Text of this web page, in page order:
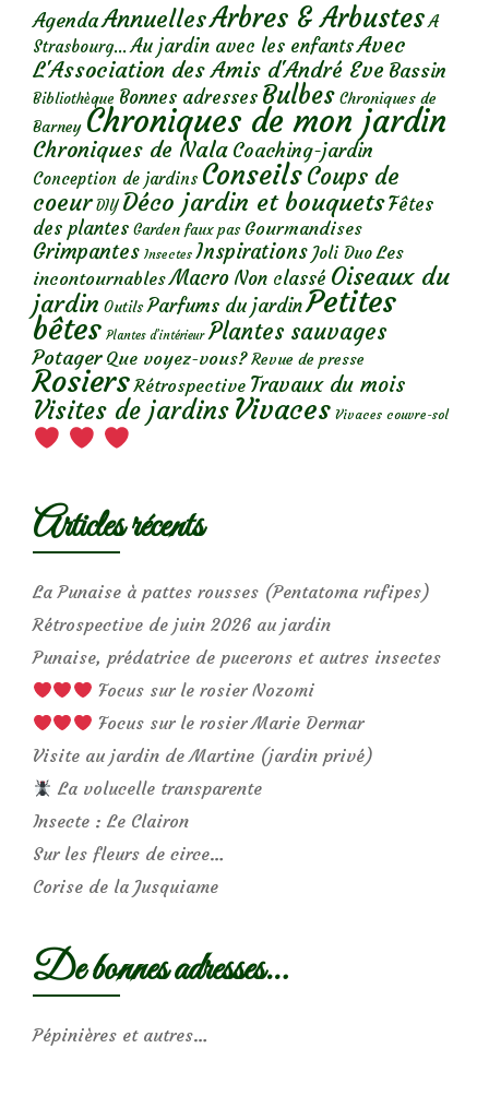
AgendaAnnuellesArbres & Arbustes A
Strasbourg... Au jardin avec les enfantsAvec
L'Association des Amis d'André Eve Bassin
Bibliothèque Bonnes adresses Bulbes Chroniques de
Barney Chroniques de mon jardin
Chroniques de Nala Coaching-jardin
Conception de jardins ConseilsCoups de
coeur DIY Déco jardin et bouquetsFêtes
des plantes Garden faux pas Gourmandises
Grimpantes Insectes Inspirations Joli Duo Les
incontournables Macro Non classé Oiseaux du
jardin Outils Parfums du jardinPetites
bêtes Plantes d’intérieur Plantes sauvages
Potager Que voyez-vous? Revue de presse
Rosiers Rétrospective Travaux du mois
Visites de jardins Vivaces Vivaces couvre-sol
Articles récents
La Punaise à pattes rousses (Pentatoma rufipes)
Rétrospective de juin 2026 au jardin
Punaise, prédatrice de pucerons et autres insectes
Focus sur le rosier Nozomi
Focus sur le rosier Marie Dermar
Visite au jardin de Martine (jardin privé)
La volucelle transparente
Insecte : Le Clairon
Sur les fleurs de circe…
Corise de la Jusquiame
De bonnes adresses…
Pépinières et autres…